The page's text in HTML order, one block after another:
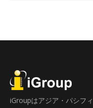
iGroupはアジア・パシフ